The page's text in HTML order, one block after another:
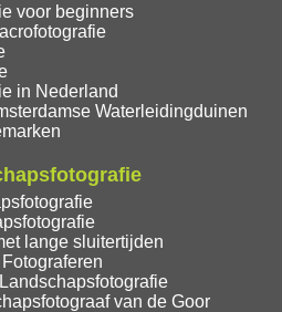
voor beginners
in Nederland
Waterleidingduinen
lange sluitertijden
van de Goor